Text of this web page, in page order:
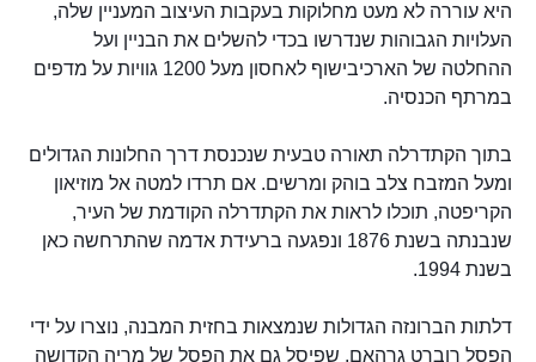
היא עוררה לא מעט מחלוקות בעקבות העיצוב המעניין שלה,
העלויות הגבוהות שנדרשו בכדי להשלים את הבניין ועל
ההחלטה של הארכיבישוף לאחסון מעל 1200 גוויות על מדפים
במרתף הכנסיה.
בתוך הקתדרלה תאורה טבעית שנכנסת דרך החלונות הגדולים
ומעל המזבח צלב בוהק ומרשים. אם תרדו למטה אל מוזיאון
הקריפטה, תוכלו לראות את הקתדרלה הקודמת של העיר,
שנבנתה בשנת 1876 ונפגעה ברעידת אדמה שהתרחשה כאן
בשנת 1994.
דלתות הברונזה הגדולות שנמצאות בחזית המבנה, נוצרו על ידי
הפסל רוברט גרהאם, שפיסל גם את הפסל של מריה הקדושה